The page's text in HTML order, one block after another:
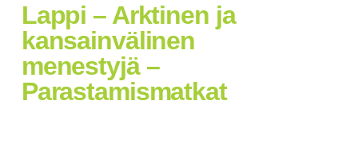
Lappi – Arktinen ja
kansainvälinen
menestyjä –
Parastamismatkat